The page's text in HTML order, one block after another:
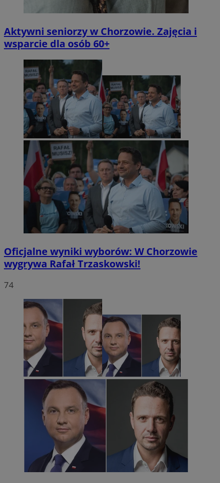
Aktywni seniorzy w Chorzowie. Zajęcia i
wsparcie dla osób 60+
Oficjalne wyniki wyborów: W Chorzowie
wygrywa Rafał Trzaskowski!
74